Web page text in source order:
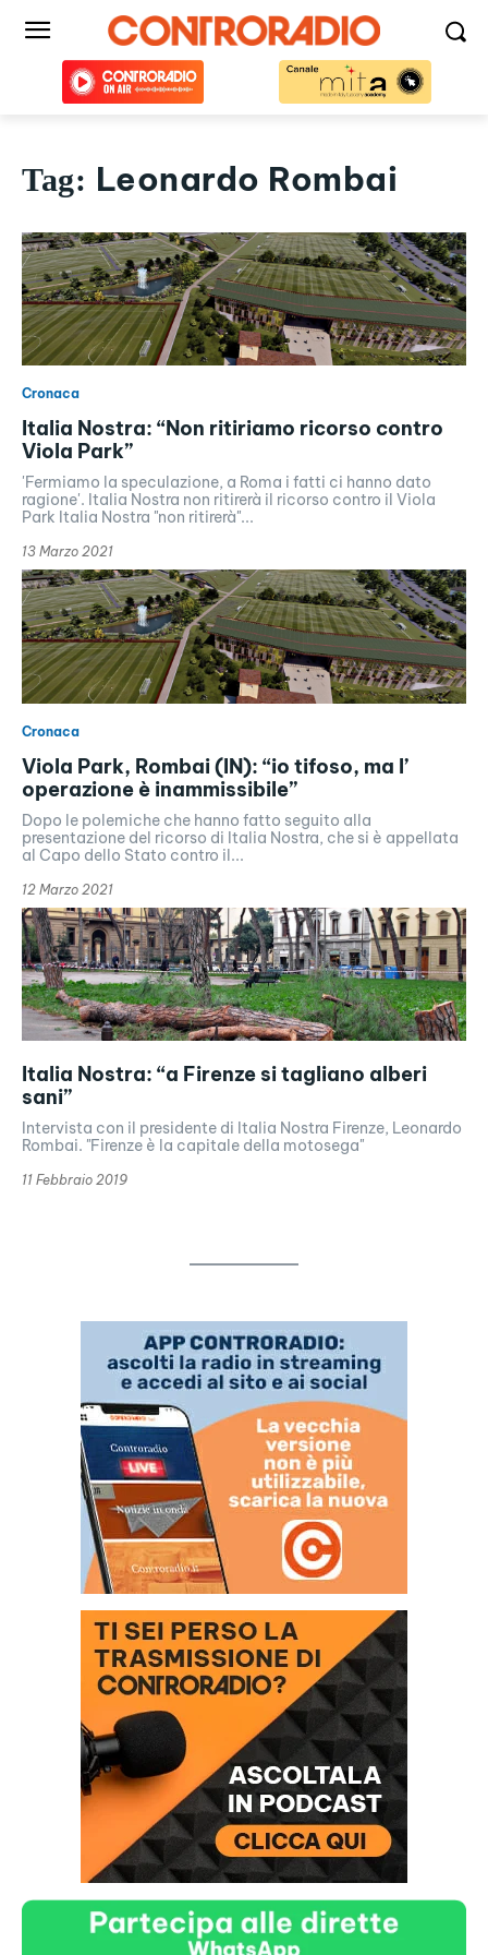
Tag: Leonardo Rombai
Cronaca
Italia Nostra: “Non ritiriamo ricorso contro
Viola Park”
'Fermiamo la speculazione, a Roma i fatti ci hanno dato
ragione'. Italia Nostra non ritirerà il ricorso contro il Viola
Park Italia Nostra "non ritirerà"...
13 Marzo 2021
Cronaca
Viola Park, Rombai (IN): “io tifoso, ma l’
operazione è inammissibile”
Dopo le polemiche che hanno fatto seguito alla
presentazione del ricorso di Italia Nostra, che si è appellata
al Capo dello Stato contro il...
12 Marzo 2021
Italia Nostra: “a Firenze si tagliano alberi
sani”
Intervista con il presidente di Italia Nostra Firenze, Leonardo
Rombai. "Firenze è la capitale della motosega"
11 Febbraio 2019